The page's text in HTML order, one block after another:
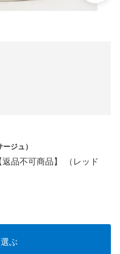
ジュ）
品不可商品】 （レッド
ぶ